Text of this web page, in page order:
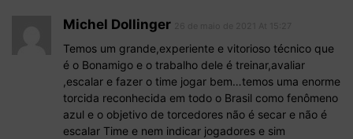
Michel Dollinger
Temos um grande,experiente e vitorioso técnico que
é o Bonamigo e o trabalho dele é treinar,avaliar
,escalar e fazer o time jogar bem…temos uma enorme
torcida reconhecida em todo o Brasil como fenômeno
azul e o objetivo de torcedores não é secar e não é
escalar Time e nem indicar jogadores e sim